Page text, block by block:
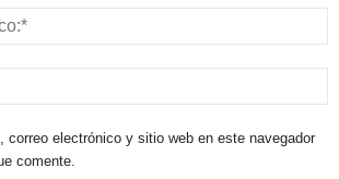
correo electrónico y sitio web en este navegador
comente.